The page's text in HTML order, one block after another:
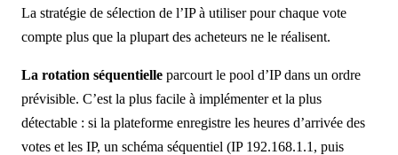
La stratégie de sélection de l’IP à utiliser pour chaque vote
compte plus que la plupart des acheteurs ne le réalisent.
La rotation séquentielle parcourt le pool d’IP dans un ordre
prévisible. C’est la plus facile à implémenter et la plus
détectable : si la plateforme enregistre les heures d’arrivée des
votes et les IP, un schéma séquentiel (IP 192.168.1.1, puis